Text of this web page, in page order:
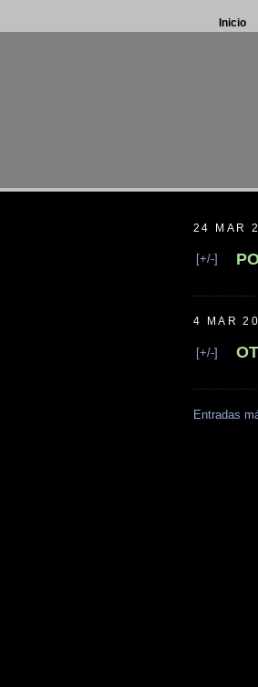
Inicio
24 MAR
[+/-]
4 MAR
[+/-]
Entradas